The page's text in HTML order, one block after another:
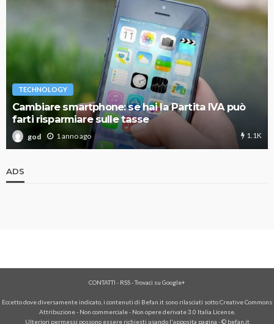
TECHNOLOGY
Cambiare smartphone: se hai la Partita IVA può
farti risparmiare sulle tasse
god 1 anno ago 1.1K
ADS
CONTATTI - RSS-Trovaci su Google+
Eccetto dove diversamente indicato, i contenuti di Befan.it sono rilasciati sotto Creative Commons
Attribuzione - Non commerciale - Non opere derivate 3.0 Italia License.
Ulteriori permessi possono essere richiesti usando l'apposita pagina - © befan.it